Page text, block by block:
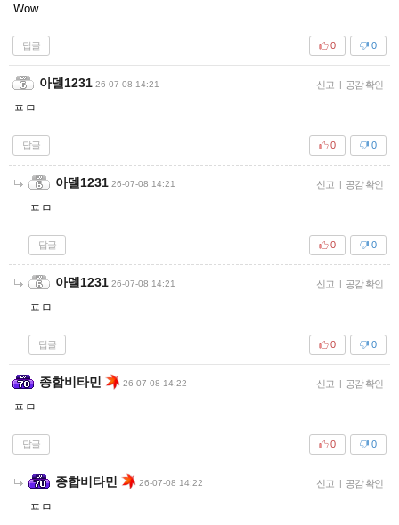
Wow
답글 0
0
아델1231 26-07-08 14:21 신고 | 공감 확인
ㅍㅁ
답글 0
0
아델1231 26-07-08 14:21 신고 | 공감 확인
ㅍㅁ
답글 0
0
아델1231 26-07-08 14:21 신고 | 공감 확인
ㅍㅁ
답글 0
0
종합비타민 26-07-08 14:22 신고 | 공감 확인
ㅍㅁ
답글 0
0
종합비타민 26-07-08 14:22 신고 | 공감 확인
ㅍㅁ